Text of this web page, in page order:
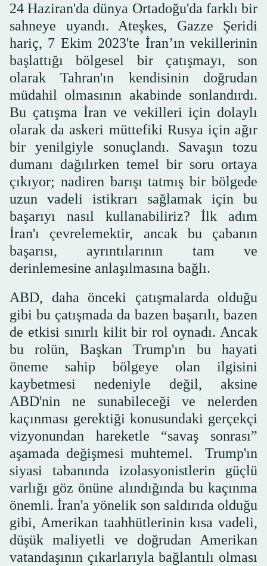
24 Haziran'da dünya Ortadoğu'da farklı bir
sahneye uyandı. Ateşkes, Gazze Şeridi
hariç, 7 Ekim 2023'te İran’ın vekillerinin
başlattığı bölgesel bir çatışmayı, son
olarak Tahran'ın kendisinin doğrudan
müdahil olmasının akabinde sonlandırdı.
Bu çatışma İran ve vekilleri için dolaylı
olarak da askeri müttefiki Rusya için ağır
bir yenilgiyle sonuçlandı. Savaşın tozu
dumanı dağılırken temel bir soru ortaya
çıkıyor; nadiren barışı tatmış bir bölgede
uzun vadeli istikrarı sağlamak için bu
başarıyı nasıl kullanabiliriz? İlk adım
İran'ı çevrelemektir, ancak bu çabanın
başarısı, ayrıntılarının tam ve
derinlemesine anlaşılmasına bağlı.
ABD, daha önceki çatışmalarda olduğu
gibi bu çatışmada da bazen başarılı, bazen
de etkisi sınırlı kilit bir rol oynadı. Ancak
bu rolün, Başkan Trump'ın bu hayati
öneme sahip bölgeye olan ilgisini
kaybetmesi nedeniyle değil, aksine
ABD'nin ne sunabileceği ve nelerden
kaçınması gerektiği konusundaki gerçekçi
vizyonundan hareketle “savaş sonrası”
aşamada değişmesi muhtemel. Trump'ın
siyasi tabanında izolasyonistlerin güçlü
varlığı göz önüne alındığında bu kaçınma
önemli. İran'a yönelik son saldırıda olduğu
gibi, Amerikan taahhütlerinin kısa vadeli,
düşük maliyetli ve doğrudan Amerikan
vatandaşının çıkarlarıyla bağlantılı olması